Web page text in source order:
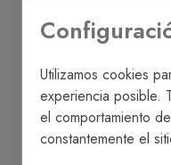
No lo sé
Utilizamos cookies
experiencia posible.
el comportamiento
constantemente el